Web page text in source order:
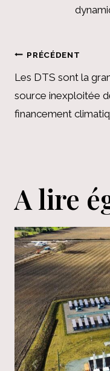
de
l’article
PRÉCÉDENT
Les DTS sont la
source inexploitée
financement
A lire